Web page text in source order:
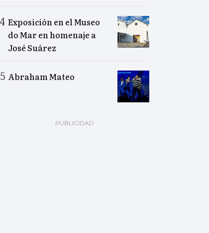
Exposición en el Museo
do Mar en homenaje a
José Suárez
Abraham Mateo